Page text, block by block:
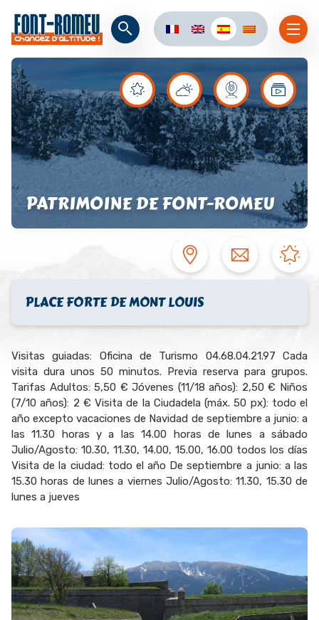
PATRIMOINE DE FONT-ROMEU
PLACE FORTE DE MONT LOUIS
Visitas guiadas: Oficina de Turismo 04.68.04.21.97 Cada
visita dura unos 50 minutos. Previa reserva para grupos.
Tarifas Adultos: 5,50 € Jóvenes (11/18 años): 2,50 € Niños
(7/10 años): 2 € Visita de la Ciudadela (máx. 50 px): todo el
año excepto vacaciones de Navidad de septiembre a junio: a
las 11.30 horas y a las 14.00 horas de lunes a sábado
Julio/Agosto: 10.30, 11.30, 14.00, 15.00, 16.00 todos los días
Visita de la ciudad: todo el año De septiembre a junio: a las
15.30 horas de lunes a viernes Julio/Agosto: 11.30, 15.30 de
lunes a jueves